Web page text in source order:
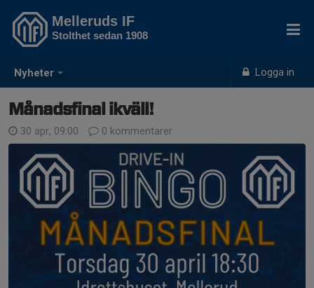
Nyheter Logga in
Melleruds IF
Stolthet sedan 1908
Månadsfinal ikväll!
30 apr, 09:00 0 kommentarer